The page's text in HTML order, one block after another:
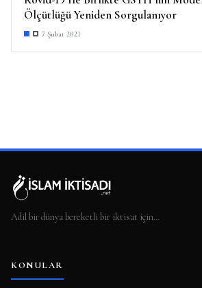
Ölçütlüğü Yeniden Sorgulanıyor
7 Şubat 2021
Adil bir dünya bereketli bir iktisat için…
KONULAR